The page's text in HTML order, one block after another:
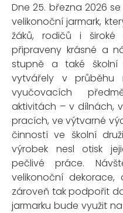
Dne 25. března 2026
velikonoční jarmark,
žáků, rodičů i široké
připraveny krásné a
stupně a také školní
vytvářely v průběhu
vyučovacích
aktivitách – v dílnách,
pracích, ve výtvarné
činností ve školní
výrobek nesl otisk
pečlivé práce.
velikonoční
zároveň tak podpořit
jarmarku bude využit